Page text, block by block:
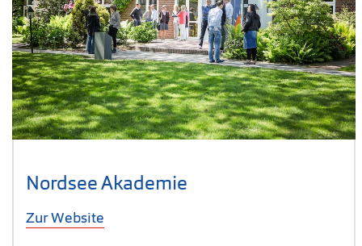
Nordsee Akademie
Zur Website